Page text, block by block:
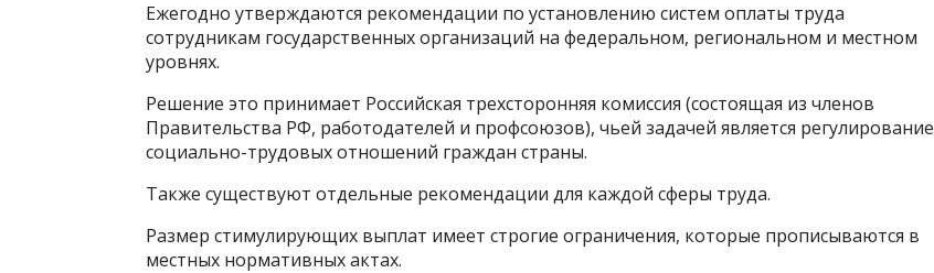
Ежегодно утверждаются рекомендации по установлению систем оплаты труда
сотрудникам государственных организаций на федеральном, региональном и местном
уровнях.
Решение это принимает Российская трехсторонняя комиссия (состоящая из членов
Правительства РФ, работодателей и профсоюзов), чьей задачей является регулирование
социально-трудовых отношений граждан страны.
Также существуют отдельные рекомендации для каждой сферы труда.
Размер стимулирующих выплат имеет строгие ограничения, которые прописываются в
местных нормативных актах.